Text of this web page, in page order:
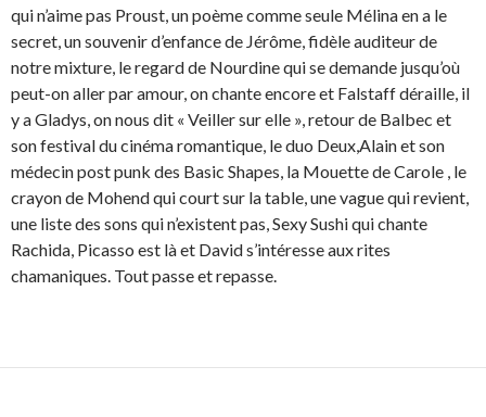
qui n’aime pas Proust, un poème comme seule Mélina en a le
secret, un souvenir d’enfance de Jérôme, fidèle auditeur de
notre mixture, le regard de Nourdine qui se demande jusqu’où
peut-on aller par amour, on chante encore et Falstaff déraille, il
y a Gladys, on nous dit « Veiller sur elle », retour de Balbec et
son festival du cinéma romantique, le duo Deux,Alain et son
médecin post punk des Basic Shapes, la Mouette de Carole , le
crayon de Mohend qui court sur la table, une vague qui revient,
une liste des sons qui n’existent pas, Sexy Sushi qui chante
Rachida, Picasso est là et David s’intéresse aux rites
chamaniques. Tout passe et repasse.